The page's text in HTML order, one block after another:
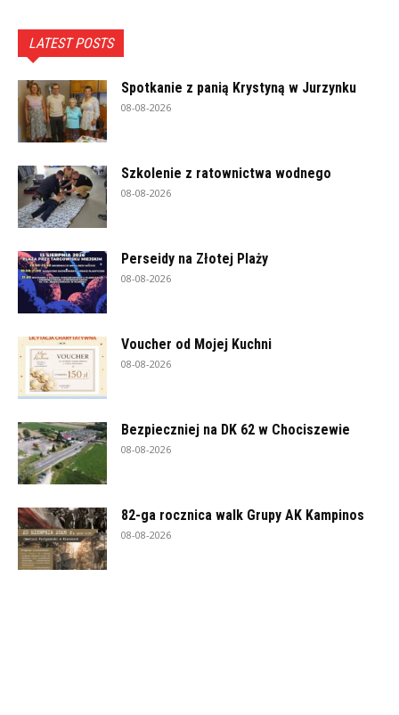
LATEST POSTS
Spotkanie z panią Krystyną w Jurzynku
08-08-2026
Szkolenie z ratownictwa wodnego
08-08-2026
Perseidy na Złotej Plaży
08-08-2026
Voucher od Mojej Kuchni
08-08-2026
Bezpieczniej na DK 62 w Chociszewie
08-08-2026
82-ga rocznica walk Grupy AK Kampinos
08-08-2026